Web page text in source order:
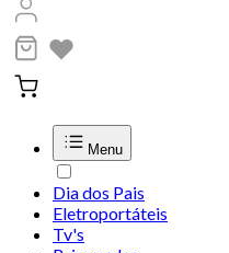
Menu
Dia dos Pais
Eletroportáteis
Tv's